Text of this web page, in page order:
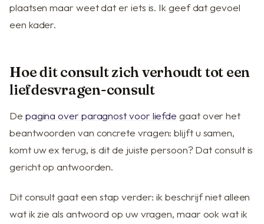
plaatsen maar weet dat er iets is. Ik geef dat gevoel
een kader.
Hoe dit consult zich verhoudt tot een
liefdesvragen-consult
De pagina over paragnost voor liefde gaat over het
beantwoorden van concrete vragen: blijft u samen,
komt uw ex terug, is dit de juiste persoon? Dat consult is
gericht op antwoorden.
Dit consult gaat een stap verder: ik beschrijf niet alleen
wat ik zie als antwoord op uw vragen, maar ook wat ik